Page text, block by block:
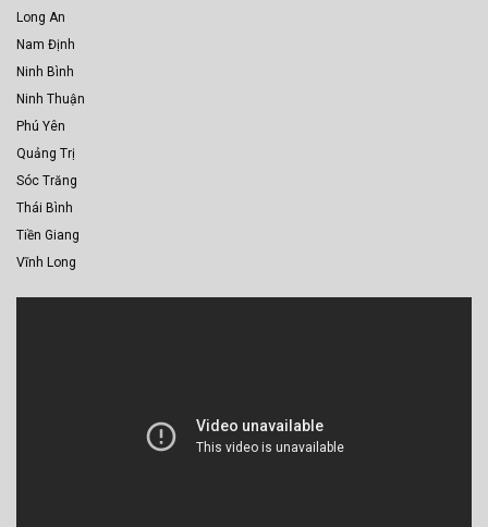
Long An
Nam Định
Ninh Bình
Ninh Thuận
Phú Yên
Quảng Trị
Sóc Trăng
Thái Bình
Tiền Giang
Vĩnh Long